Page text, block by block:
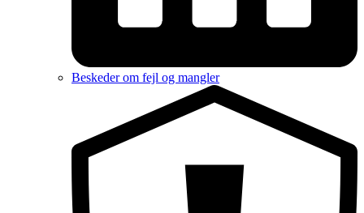
Beskeder om fejl og mangler